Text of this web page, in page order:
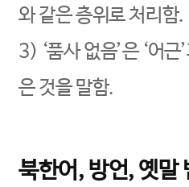
와 같은 층위로 처리함.
3) ‘품사 없음’은 ‘어
은 것을 말함.
북한어, 방언, 옛말